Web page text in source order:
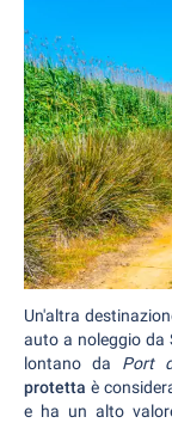
Un'altra
auto a noleggio da
lontano da Port
protetta è
e ha un alto